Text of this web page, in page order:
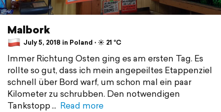
Malbork
July 5, 2018 in Poland ⋅ ☀️ 21 °C
Immer Richtung Osten ging es am ersten Tag. Es
rollte so gut, dass ich mein angepeiltes Etappenziel
schnell über Bord warf, um schon mal ein paar
Kilometer zu schrubben. Den notwendigen
Tankstopp
Read more